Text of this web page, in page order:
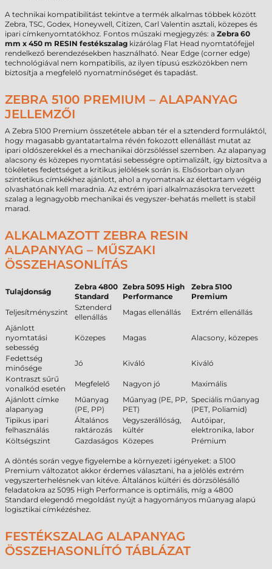
A technikai kompatibilitást tekintve a termék alkalmas többek között
Zebra, TSC, Godex, Honeywell, Citizen, Carl Valentin asztali, közepes és
ipari címkenyomtatókhoz. Fontos műszaki megjegyzés: a Zebra 60
mm x 450 m RESIN festékszalag kizárólag Flat Head nyomtatófejjel
rendelkező berendezésekben használható. Near Edge (corner edge)
technológiával nem kompatibilis, az ilyen típusú eszközökben nem
biztosítja a megfelelő nyomatminőséget és tapadást.
ZEBRA 5100 PREMIUM – ALAPANYAG
JELLEMZŐI
A Zebra 5100 Premium összetétele abban tér el a sztenderd formuláktól,
hogy magasabb gyantatartalma révén fokozott ellenállást mutat az
ipari oldószerekkel és a mechanikai dörzsöléssel szemben. Az alapanyag
alacsony és közepes nyomtatási sebességre optimalizált, így biztosítva a
tökéletes fedettséget a kritikus jelölések során is. Elsősorban olyan
szintetikus címkékhez ajánlott, ahol a nyomatnak az élettartam végéig
olvashatónak kell maradnia. Az extrém ipari alkalmazásokra tervezett
szalag a legnagyobb mechanikai és vegyszer-behatás mellett is stabil
marad.
ALKALMAZOTT ZEBRA RESIN
ALAPANYAG – MŰSZAKI
ÖSSZEHASONLÍTÁS
Tulajdonság
Zebra 4800
Standard
Zebra 5095 High
Performance
Zebra 5100
Premium
Teljesítményszint
Sztenderd
ellenállás
Magas ellenállás
Extrém ellenállás
Ajánlott
nyomtatási
sebesség
Közepes Magas Alacsony, közepes
Fedettség
minősége
Jó Kiváló
Kiváló
Kontraszt sűrű
vonalkód esetén
Megfelelő Nagyon jó
Maximális
Ajánlott címke
alapanyag
Műanyag
(PE, PP)
Műanyag (PE, PP,
PET)
Speciális műanyag
(PET, Poliamid)
Tipikus ipari
felhasználás
Általános
raktározás
Vegyszerállóság,
kültér
Autóipar,
elektronika, labor
Költségszint
Gazdaságos Közepes Prémium
A döntés során vegye figyelembe a környezeti igényeket: a 5100
Premium változatot akkor érdemes választani, ha a jelölés extrém
vegyszerterhelésnek van kitéve. Általános kültéri és dörzsölésálló
feladatokra az 5095 High Performance is optimális, míg a 4800
Standard elegendő megoldást nyújt a hagyományos műanyag alapú
logisztikai címkézéshez.
FESTÉKSZALAG ALAPANYAG
ÖSSZEHASONLÍTÓ TÁBLÁZAT